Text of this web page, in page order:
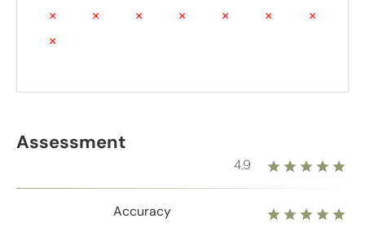
24 25 26 27 28 29 30
31
Assessment
4.9
Accuracy